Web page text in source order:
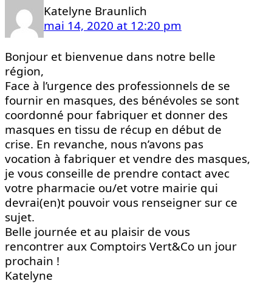
Katelyne Braunlich
mai 14, 2020 at 12:20 pm
Bonjour et bienvenue dans notre belle
région,
Face à l’urgence des professionnels de se
fournir en masques, des bénévoles se sont
coordonné pour fabriquer et donner des
masques en tissu de récup en début de
crise. En revanche, nous n’avons pas
vocation à fabriquer et vendre des masques,
je vous conseille de prendre contact avec
votre pharmacie ou/et votre mairie qui
devrai(en)t pouvoir vous renseigner sur ce
sujet.
Belle journée et au plaisir de vous
rencontrer aux Comptoirs Vert&Co un jour
prochain !
Katelyne